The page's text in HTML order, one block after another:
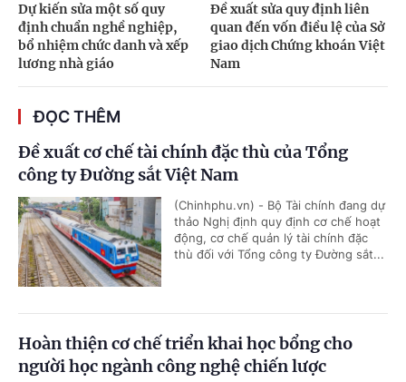
Dự kiến sửa một số quy
định chuẩn nghề nghiệp,
bổ nhiệm chức danh và xếp
lương nhà giáo
Đề xuất sửa quy định liên
quan đến vốn điều lệ của Sở
giao dịch Chứng khoán Việt
Nam
ĐỌC THÊM
Đề xuất cơ chế tài chính đặc thù của Tổng
công ty Đường sắt Việt Nam
(Chinhphu.vn) - Bộ Tài chính đang dự
thảo Nghị định quy định cơ chế hoạt
động, cơ chế quản lý tài chính đặc
thù đối với Tổng công ty Đường sắt...
Hoàn thiện cơ chế triển khai học bổng cho
người học ngành công nghệ chiến lược